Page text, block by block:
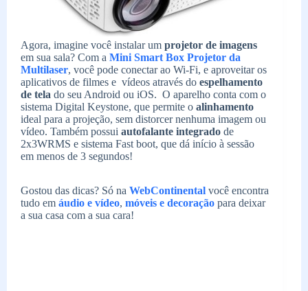
Agora, imagine você instalar um projetor de imagens
em sua sala? Com a Mini Smart Box Projetor da
Multilaser, você pode conectar ao Wi-Fi, e aproveitar os
aplicativos de filmes e vídeos através do espelhamento
de tela do seu Android ou iOS. O aparelho conta com o
sistema Digital Keystone, que permite o alinhamento
ideal para a projeção, sem distorcer nenhuma imagem ou
vídeo. Também possui autofalante integrado de
2x3WRMS e sistema Fast boot, que dá início à sessão
em menos de 3 segundos!
Gostou das dicas? Só na WebContinental você encontra
tudo em áudio e vídeo, móveis e decoração para deixar
a sua casa com a sua cara!